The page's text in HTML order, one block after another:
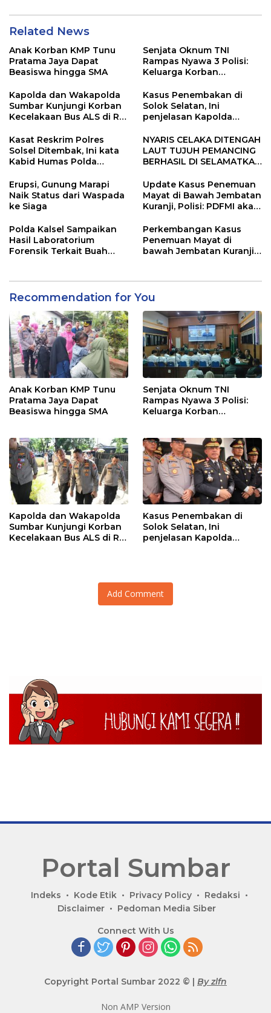
Related News
Anak Korban KMP Tunu
Pratama Jaya Dapat
Beasiswa hingga SMA
Senjata Oknum TNI
Rampas Nyawa 3 Polisi:
Keluarga Korban
Saat Bertugas
Dikembalikan
Kapolda dan Wakapolda
Sumbar Kunjungi Korban
Kecelakaan Bus ALS di RS
Kasus Penembakan di
Solok Selatan, Ini
penjelasan Kapolda
Kasat Reskrim Polres
Solsel Ditembak, Ini kata
Kabid Humas Polda
NYARIS CELAKA DITENGAH
LAUT TUJUH PEMANCING
BERHASIL DI SELAMATKAN
SUMBAR
Erupsi, Gunung Marapi
Naik Status dari Waspada
ke Siaga
Update Kasus Penemuan
Mayat di Bawah Jembatan
Kuranji, Polisi: PDFMI akan
Polda Kalsel Sampaikan
Hasil Laboratorium
Forensik Terkait Buah
Perkembangan Kasus
Penemuan Mayat di
bawah Jembatan Kuranji,
Recommendation for You
Anak Korban KMP Tunu
Pratama Jaya Dapat
Beasiswa hingga SMA
Senjata Oknum TNI
Rampas Nyawa 3 Polisi:
Keluarga Korban
Dikembalikan
Kapolda dan Wakapolda
Sumbar Kunjungi Korban
Kecelakaan Bus ALS di RS
Kasus Penembakan di
Solok Selatan, Ini
penjelasan Kapolda
Add Comment
Portal Sumbar
Indeks Kode Etik Privacy Policy
Redaksi
Disclaimer
Pedoman Media Siber
Connect With Us
Copyright Portal Sumbar 2022 © | By zlfn
Non AMP Version